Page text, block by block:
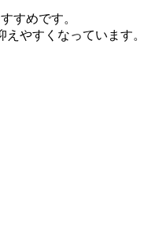
すめです。
やすくなっています。